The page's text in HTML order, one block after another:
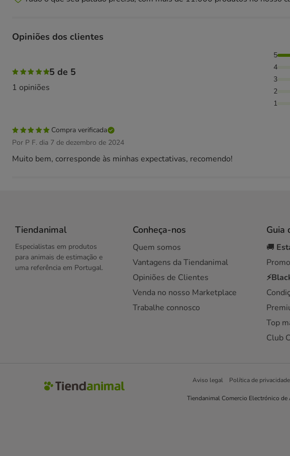
Opiniões dos clientes
5 de 5
1 opiniões
5
4
3
2
1
Compra verificada
Por P F. dia 7 de dezembro de 2024
Muito bem, corresponde às minhas expectativas, recomendo!
Tiendanimal
Especialistas em produtos
para animais de estimação e
uma referência em Portugal.
Conheça-nos
Quem somos
Vantagens da Tiendanimal
Opiniões de Clientes
Venda no nosso Marketplace
Trabalhe connosco
Guia
🚚
Top
Club
Aviso legal Política de privacidade
Tiendanimal Comercio Electrónico